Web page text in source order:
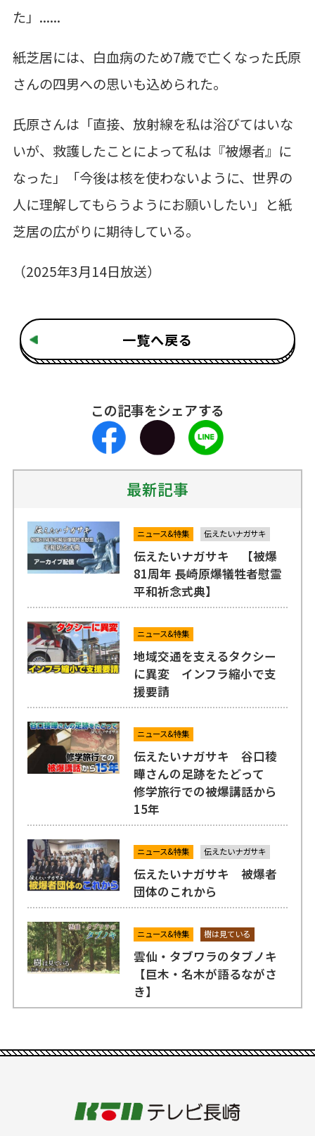
た」 ......
紙芝居には、白血病のため7歳で亡くなった氏原
さんの四男への思いも込められた。
氏原さんは「直接、放射線を私は浴びてはいな
いが、救護したことによって私は『被爆者』に
なった」「今後は核を使わないように、世界の
人に理解してもらうようにお願いしたい」と紙
芝居の広がりに期待している。
（2025年3月14日放送）
一覧へ戻る
この記事をシェアする
最新記事
ニュース&特集 伝えたいナガサキ
伝えたいナガサキ 【被爆
81周年 長崎原爆犠牲者慰霊
平和祈念式典】
ニュース&特集
地域交通を支えるタクシー
に異変 インフラ縮小で支
援要請
ニュース&特集
伝えたいナガサキ 谷口稜
曄さんの足跡をたどって
修学旅行での被爆講話から
15年
ニュース&特集 伝えたいナガサキ
伝えたいナガサキ 被爆者
団体のこれから
ニュース&特集 樹は見ている
雲仙・タブワラのタブノキ
【巨木・名木が語るながさ
き】